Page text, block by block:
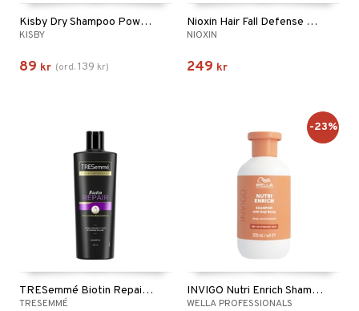
Kisby Dry Shampoo Powder
KISBY
89 kr (ord.139 kr)
Nioxin Hair Fall Defense Shampoo
NIOXIN
249 kr
TRESemmé Biotin Repair Shampoo
TRESEMMÉ
INVIGO Nutri Enrich Shampoo - Deep Nourishing
WELLA PROFESSIONALS
-23%